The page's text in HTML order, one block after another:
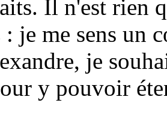
Il n'est rien
: je me sens un
je
y pouvoir